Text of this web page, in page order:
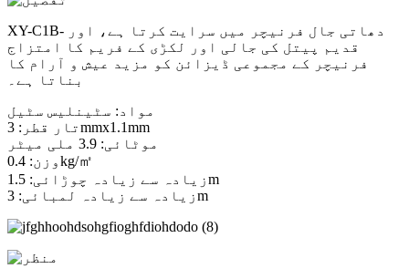
XY-C1B- دھاتی جال فرنیچر میں سرایت کرتا ہے، اور
قدیم پیتل کی جالی اور لکڑی کے فریم کا امتزاج
فرنیچر کے مجموعی ڈیزائن کو مزید عیش و آرام کا
بناتا ہے۔
مواد: سٹینلیس سٹیل
تار قطر: 3mmx1.1mm
موٹائی: 3.9 ملی میٹر
وزن: 0.4kg/㎡
زیادہ سے زیادہ چوڑائی: 1.5m
زیادہ سے زیادہ لمبائی: 3m